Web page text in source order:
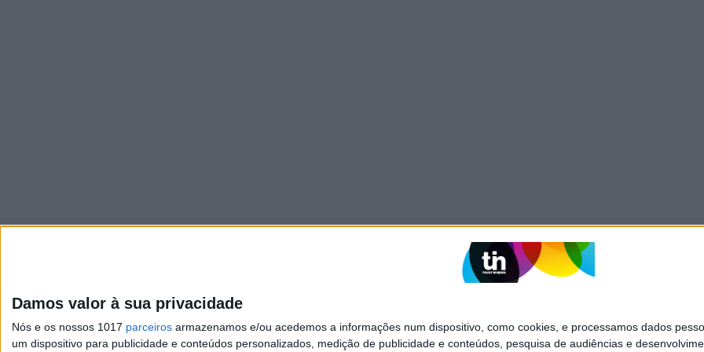
Damos valor à sua privacidade
Nós e os nossos 1017 parceiros armazenamos e/ou acedemos a informações num dispositivo, como cookies, e processamos dados
um dispositivo para publicidade e conteúdos personalizados, medição de publicidade e conteúdos, pesquisa de audiências e